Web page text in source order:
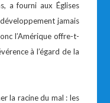
a fourni aux Églises
jamais
l’Amérique offre-t-
à l’égard de la
la racine du mal : les